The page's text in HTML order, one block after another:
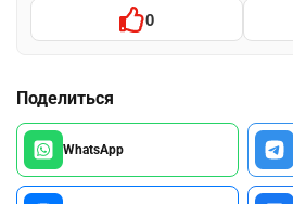
0
Поделиться
WhatsApp